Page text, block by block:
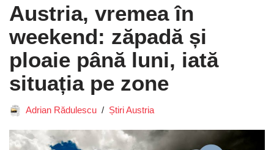
Austria, vremea în
weekend: zăpadă și
ploaie până luni, iată
situația pe zone
Adrian Rădulescu Știri Austria